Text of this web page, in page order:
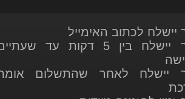
זמין להזמנה מיידית
נוספות אתם מוזמנים לפנות
איתנו קשר דרך דף הקשר שלנו.